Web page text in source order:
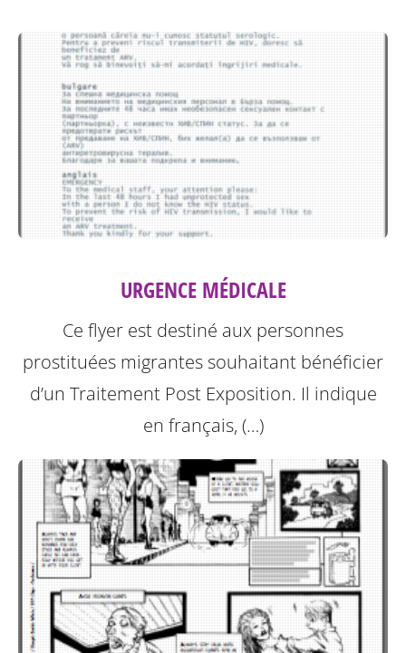
URGENCE MÉDICALE
Ce flyer est destiné aux personnes
prostituées migrantes souhaitant bénéficier
d’un Traitement Post Exposition. Il indique
en français, (…)